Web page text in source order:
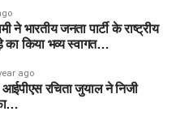
ने भारतीय जनता पार्टी के राष्ट्रीय
का किया भव्य स्वागत…
ago
रचिता जुयाल ने निजी